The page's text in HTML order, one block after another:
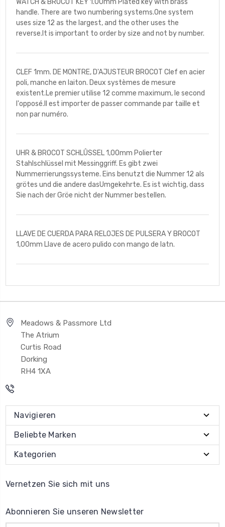
WATCH & BROCOT KEY 1.00mm Plated key with brass
handle. There are two numbering systems.One system
uses size 12 as the largest, and the other uses the
reverse.It is important to order by size and not by number.
CLEF 1mm. DE MONTRE, D'AJUSTEUR BROCOT Clef en acier
poli, manche en laiton. Deux systèmes de mesure
existent.Le premier utilise 12 comme maximum, le second
l'opposé.Il est importer de passer commande par taille et
non par numéro.
UHR & BROCOT SCHLÛSSEL 1,00mm Polierter
Stahlschlüssel mit Messinggriff. Es gibt zwei
Nummerrierungssysteme. Eins benutzt die Nummer 12 als
grötes und die andere dasUmgekehrte. Es ist wichtig, dass
Sie nach der Gröe nicht der Nummer bestellen.
LLAVE DE CUERDA PARA RELOJES DE PULSERA Y BROCOT
1,00mm Llave de acero pulido con mango de latn.
Meadows & Passmore Ltd
The Atrium
Curtis Road
Dorking
RH4 1XA
Navigieren
Beliebte Marken
Kategorien
Vernetzen Sie sich mit uns
Abonnieren Sie unseren Newsletter